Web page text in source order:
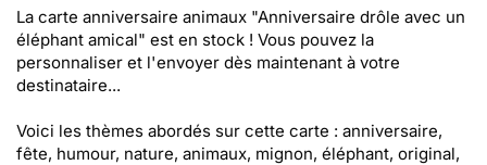
La carte anniversaire animaux "Anniversaire drôle avec un
éléphant amical" est en stock ! Vous pouvez la
personnaliser et l'envoyer dès maintenant à votre
destinataire...
Voici les thèmes abordés sur cette carte : anniversaire,
fête, humour, nature, animaux, mignon, éléphant, original,